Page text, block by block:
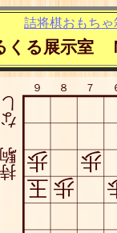
詰将棋おもちゃ
くる展示室
９ ８ ７
歩
歩
玉 歩
し
な
駒
持